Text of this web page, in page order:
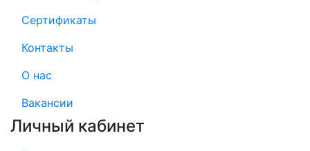
Сертификаты
Контакты
О нас
Вакансии
Личный кабинет